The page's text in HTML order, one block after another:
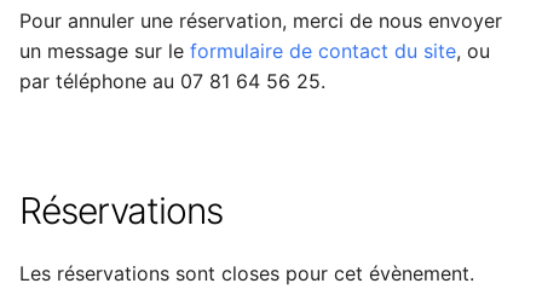
Pour annuler une réservation, merci de nous envoyer
un message sur le formulaire de contact du site, ou
par téléphone au 07 81 64 56 25.
Réservations
Les réservations sont closes pour cet évènement.